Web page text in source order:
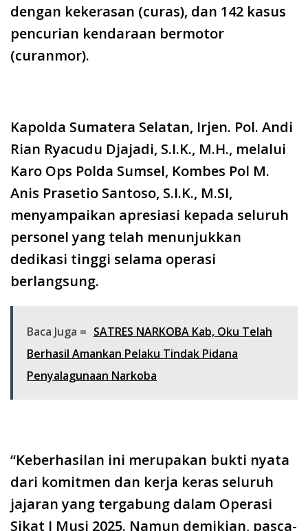
dengan kekerasan (curas), dan 142 kasus
pencurian kendaraan bermotor
(curanmor).
Kapolda Sumatera Selatan, Irjen. Pol. Andi
Rian Ryacudu Djajadi, S.I.K., M.H., melalui
Karo Ops Polda Sumsel, Kombes Pol M.
Anis Prasetio Santoso, S.I.K., M.SI,
menyampaikan apresiasi kepada seluruh
personel yang telah menunjukkan
dedikasi tinggi selama operasi
berlangsung.
Baca Juga = SATRES NARKOBA Kab, Oku Telah
Berhasil Amankan Pelaku Tindak Pidana
Penyalagunaan Narkoba
“Keberhasilan ini merupakan bukti nyata
dari komitmen dan kerja keras seluruh
jajaran yang tergabung dalam Operasi
Sikat I Musi 2025. Namun demikian, pasca-